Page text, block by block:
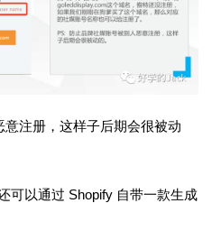
注册，这样子后期会很被动
可以通过 Shopify 自带一款生成